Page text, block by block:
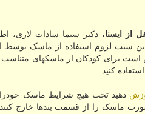
از ایسنا، دکتر سیما سادات لاری،
سبب لزوم استفاده از ماسک
است برای کودکان از ماسکهای
کنید.
دهید تحت هیچ شرایط ماسک
ماسک را از قسمت بندها خارج